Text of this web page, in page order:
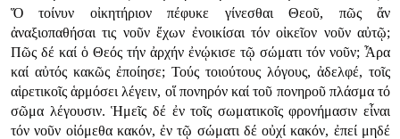
Ὅ τοίνυν οἰκητήριον πέφυκε γίνεσθαι Θεοῦ, πῶς ἄν
ἀναξιοπαθήσαι τις νοῦν ἔχων ἐνοικίσαι τόν οἰκεῖον νοῦν αὐτῷ;
Πῶς δέ καί ὁ Θεός τήν ἀρχήν ἐνῴκισε τῷ σώματι τόν νοῦν; Ἆρα
καί αὐτός κακῶς ἐποίησε; Τούς τοιούτους λόγους, ἀδελφέ, τοῖς
αἱρετικοῖς ἁρμόσει λέγειν, οἵ πονηρόν καί τοῦ πονηροῦ πλάσμα τό
σῶμα λέγουσιν. Ἡμεῖς δέ ἐν τοῖς σωματικοῖς φρονήμασιν εἶναι
τόν νοῦν οἰόμεθα κακόν, ἐν τῷ σώματι δέ οὐχί κακόν, ἐπεί μηδέ